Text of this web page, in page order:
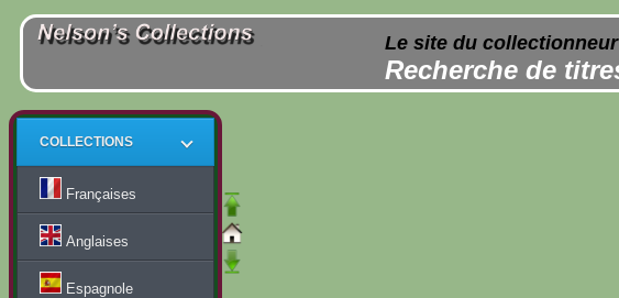
Le site du
Recherche de
COLLECTIONS
Françaises
Anglaises
Espagnole